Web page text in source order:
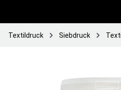
Textildruck Siebdruck